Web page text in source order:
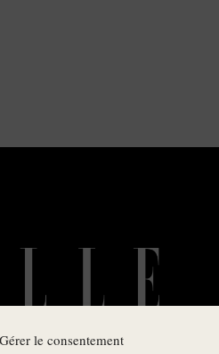
Gérer le consentement